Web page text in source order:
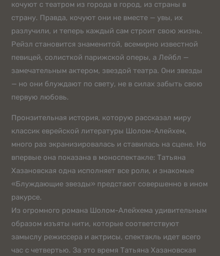
кочуют с театром из города в город, из страны в
страну. Правда, кочуют они не вместе — увы, их
разлучили, и теперь каждый сам строит свою жизнь.
Рейзл становится знаменитой, всемирно известной
певицей, солисткой парижской оперы, а Лейбл —
замечательным актером, звездой театра. Они звезды
— но они блуждают по свету, не в силах забыть свою
первую любовь.
Пронзительная история, которую рассказал миру
классик еврейской литературы Шолом-Алейхем,
много раз экранизировалась и ставилась на сцене. Но
впервые она показана в моноспектакле: Татьяна
Хазановская одна исполняет все роли, и знакомые
«Блуждающие звезды» предстают совершенно в ином
ракурсе.
Из огромного романа Шолом-Алейхема удивительным
образом изъяты нити, которые соответствуют
замыслу режиссера и актрисы, спектакль идет всего
час с четвертью. За это время Татьяна Хазановская